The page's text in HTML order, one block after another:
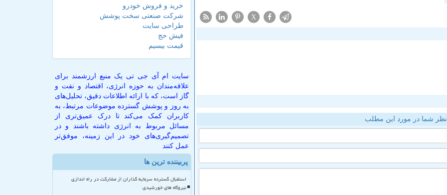
X
نظر شما در مورد این مطلب
خرید و فروش خودرو
شرکت صنعتی سخت پوشش
طراحی سایت
فیش حج
قیمت بیسیم
سایت ام آی جی تی یک منبع ارزشمند برای
علاقه‌مندان به حوزه انرژی، اقتصاد و نفت و
گاز است، که با ارائه اطلاعات دقیق، تحلیل‌های
به روز و پوشش گسترده موضوعات مرتبط، به
کاربران کمک می‌کند تا درک عمیق‌تری از
مسائل مربوط به انرژی داشته باشند و در
تصمیم‌گیری‌های خود در این زمینه، موفق‌تر
عمل کنند
پربیننده ترین ها
استقبال گسترده سرمایه گذاران از مشارکت در راه اندازی
نیروگاه های خورشیدی